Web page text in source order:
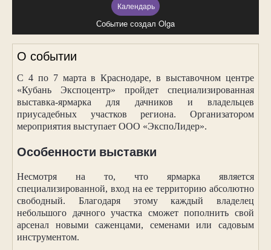
Календарь
Событие создал Olga
О событии
С 4 по 7 марта в Краснодаре, в выставочном центре
«Кубань Экспоцентр» пройдет специализированная
выставка-ярмарка для дачников и владельцев
приусадебных участков региона. Организатором
мероприятия выступает ООО «ЭкспоЛидер».
Особенности выставки
Несмотря на то, что ярмарка является
специализированной, вход на ее территорию абсолютно
свободный. Благодаря этому каждый владелец
небольшого дачного участка сможет пополнить свой
арсенал новыми саженцами, семенами или садовым
инструментом.